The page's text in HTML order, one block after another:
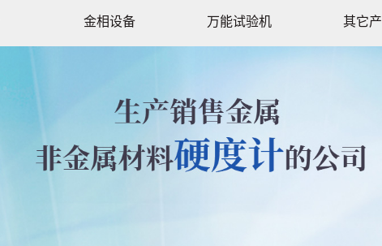
金相设备 万能试验机 其它